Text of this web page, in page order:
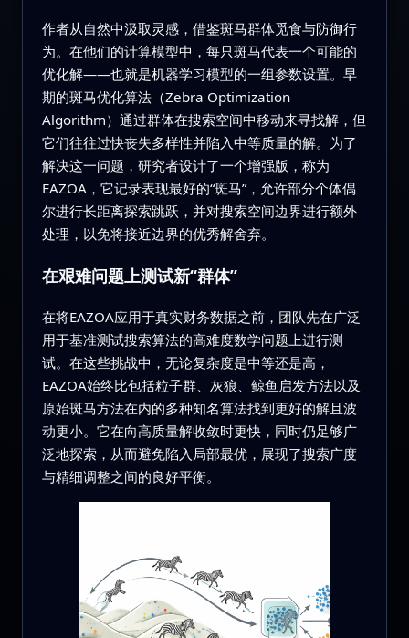
作者从自然中汲取灵感，借鉴斑马群体觅食与防御行
为。在他们的计算模型中，每只斑马代表一个可能的
优化解——也就是机器学习模型的一组参数设置。早
期的斑马优化算法（Zebra Optimization
Algorithm）通过群体在搜索空间中移动来寻找解，但
它们往往过快丧失多样性并陷入中等质量的解。为了
解决这一问题，研究者设计了一个增强版，称为
EAZOA，它记录表现最好的“斑马”，允许部分个体偶
尔进行长距离探索跳跃，并对搜索空间边界进行额外
处理，以免将接近边界的优秀解舍弃。
在艰难问题上测试新“群体”
在将EAZOA应用于真实财务数据之前，团队先在广泛
用于基准测试搜索算法的高难度数学问题上进行测
试。在这些挑战中，无论复杂度是中等还是高，
EAZOA始终比包括粒子群、灰狼、鲸鱼启发方法以及
原始斑马方法在内的多种知名算法找到更好的解且波
动更小。它在向高质量解收敛时更快，同时仍足够广
泛地探索，从而避免陷入局部最优，展现了搜索广度
与精细调整之间的良好平衡。